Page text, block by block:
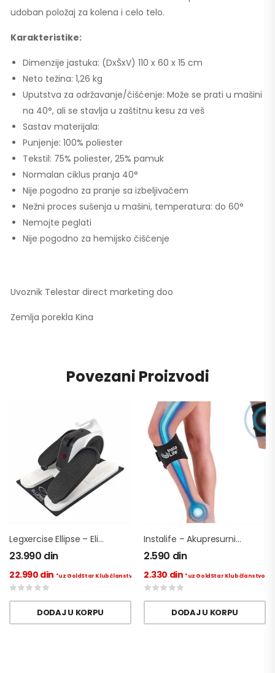
udoban položaj za kolena i celo telo.
Karakteristike:
Dimenzije jastuka: (DxŠxV) 110 x 60 x 15 cm
Neto težina: 1,26 kg
Uputstva za održavanje/čišćenje: Može se prati u mašini
na 40°, ali se stavlja u zaštitnu kesu za veš
Sastav materijala:
Punjenje: 100% poliester
Tekstil: 75% poliester, 25% pamuk
Normalan ciklus pranja 40°
Nije pogodno za pranje sa izbeljivačem
Nežni proces sušenja u mašini, temperatura: do 60°
Nemojte peglati
Nije pogodno za hemijsko čišćenje
Uvoznik Telestar direct marketing doo
Zemlja porekla Kina
Povezani Proizvodi
Legxercise Ellipse – Eliptičan Trener Za Sedeći Fitnes
23.990 din
22.990 din *uz GoldStar Klub članstvo
DODAJ U KORPU
Instalife – Akupresurni Steznik
2.590 din
2.330 din *uz GoldStar Klub članstvo
DODAJ U KORPU